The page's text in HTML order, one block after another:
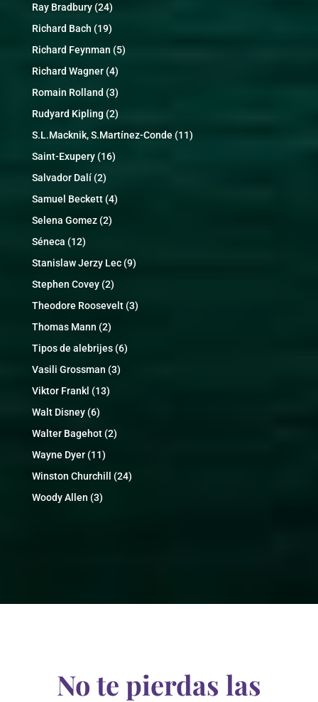
Ray Bradbury(24)
Richard Bach (19)
Richard Feynman (5)
Richard Wagner(4)
Romain Rolland (3)
Rudyard Kipling (2)
S.L.Macknik, S.Martínez-Conde (11)
Saint-Exupery(16)
Salvador Dalí(2)
Samuel Beckett(4)
Selena Gomez(2)
Séneca (12)
Stanislaw Jerzy Lec(9)
Stephen Covey(2)
Theodore Roosevelt(3)
Thomas Mann (2)
Tipos de alebrijes(6)
Vasili Grossman (3)
Viktor Frankl (13)
Walt Disney(6)
Walter Bagehot(2)
Wayne Dyer(11)
Winston Churchill
(24)
Woody Allen (3)
No te pierdas las